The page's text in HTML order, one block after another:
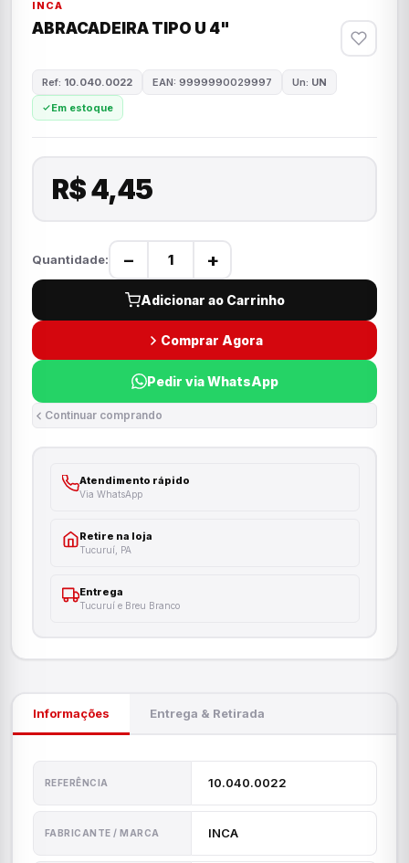
INCA
ABRACADEIRA TIPO U 4"
Ref: 10.040.0022 EAN: 9999990029997 Un: UN
Em estoque
R$ 4,45
Quantidade: − +
Adicionar ao Carrinho
Comprar Agora
Pedir via WhatsApp
Continuar comprando
Atendimento rápido
Via WhatsApp
Retire na loja
Tucuruí, PA
Entrega
Tucuruí e Breu Branco
Informações Entrega & Retirada
REFERÊNCIA 10.040.0022
FABRICANTE / MARCA INCA